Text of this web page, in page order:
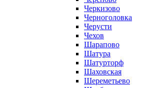
Черкизово
Черноголовка
Черусти
Чехов
Шарапово
Шатура
Шатурторф
Шаховская
Шереметьево